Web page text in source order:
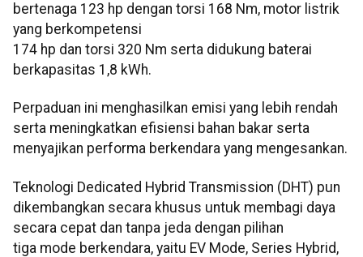
bertenaga 123 hp dengan torsi 168 Nm, motor listrik
yang berkompetensi
174 hp dan torsi 320 Nm serta didukung baterai
berkapasitas 1,8 kWh.
Perpaduan ini menghasilkan emisi yang lebih rendah
serta meningkatkan efisiensi bahan bakar serta
menyajikan performa berkendara yang mengesankan.
Teknologi Dedicated Hybrid Transmission (DHT) pun
dikembangkan secara khusus untuk membagi daya
secara cepat dan tanpa jeda dengan pilihan
tiga mode berkendara, yaitu EV Mode, Series Hybrid,